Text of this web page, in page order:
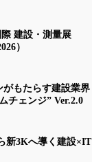
建設・測量展
）
がもたらす建設業界
チェンジ” Ver.2.0
新3Kへ導く建設×IT